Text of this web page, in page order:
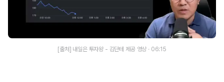
[출처] 내일은 투자왕 - 김단테 제공 영상 · 06:15